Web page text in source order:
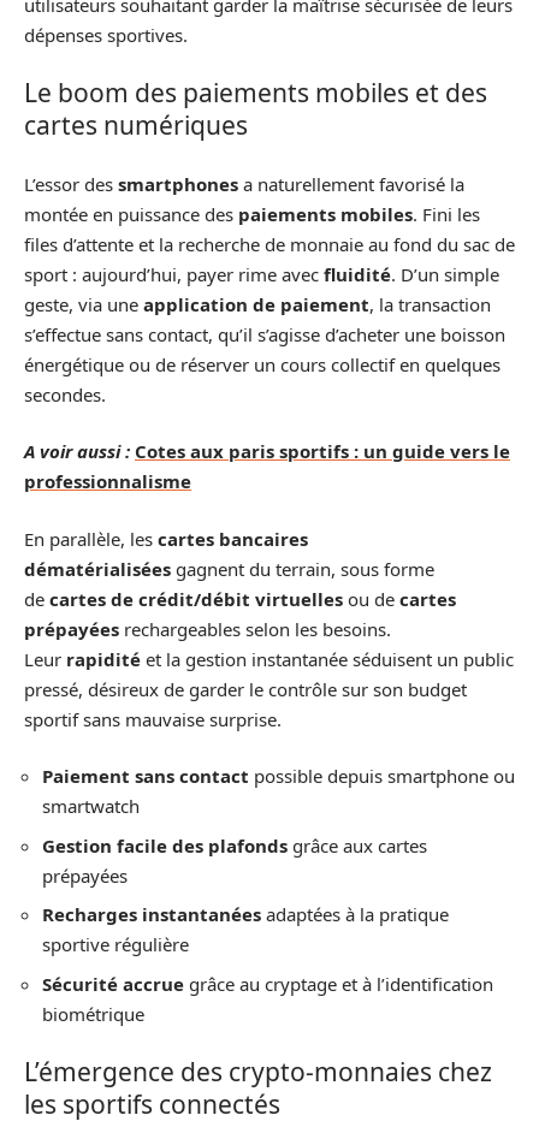
dépenses sportives.
Le boom des paiements mobiles et des
cartes numériques
L’essor des smartphones a naturellement favorisé la
montée en puissance des paiements mobiles. Fini les
files d’attente et la recherche de monnaie au fond du sac de
sport : aujourd’hui, payer rime avec fluidité. D’un simple
geste, via une application de paiement, la transaction
s’effectue sans contact, qu’il s’agisse d’acheter une boisson
énergétique ou de réserver un cours collectif en quelques
secondes.
A voir aussi : Cotes aux paris sportifs : un guide vers le
professionnalisme
En parallèle, les cartes bancaires
dématérialisées gagnent du terrain, sous forme
de cartes de crédit/débit virtuelles ou de cartes
prépayées rechargeables selon les besoins.
Leur rapidité et la gestion instantanée séduisent un public
pressé, désireux de garder le contrôle sur son budget
sportif sans mauvaise surprise.
Paiement sans contact possible depuis smartphone ou
smartwatch
Gestion facile des plafonds grâce aux cartes
prépayées
Recharges instantanées adaptées à la pratique
sportive régulière
Sécurité accrue grâce au cryptage et à l’identification
biométrique
L’émergence des crypto-monnaies chez
les sportifs connectés